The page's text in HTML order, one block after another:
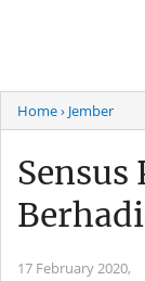
Home› Jember
Sensus
17 February 2020,